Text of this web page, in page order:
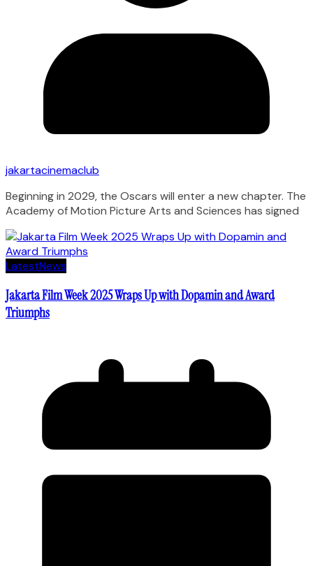
jakartacinemaclub
Beginning in 2029, the Oscars will enter a new chapter. The
Academy of Motion Picture Arts and Sciences has signed
LatestNews
Jakarta Film Week 2025 Wraps Up with Dopamin and Award
Triumphs